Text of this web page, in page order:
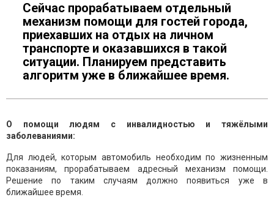
Сейчас прорабатываем отдельный
механизм помощи для гостей города,
приехавших на отдых на личном
транспорте и оказавшихся в такой
ситуации. Планируем представить
алгоритм уже в ближайшее время.
О помощи людям с инвалидностью и тяжёлыми
заболеваниями:
Для людей, которым автомобиль необходим по жизненным
показаниям, прорабатываем адресный механизм помощи.
Решение по таким случаям должно появиться уже в
ближайшее время.